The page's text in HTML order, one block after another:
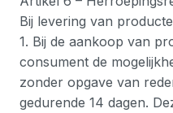
Bij levering van
1. Bij de aankoop van
consument de
zonder opgave van
gedurende 14 dagen.